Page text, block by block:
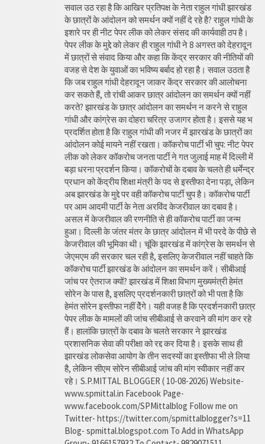
सवाल उठ रहा है कि आखिर प्रतिपक्ष के नेता राहुल गांधी झारखंड
के छात्रों के आंदोलन को समर्थन क्यों नहीं दे रहे है? राहुल गांधी के
इशारे पर ही नीट पेपर लीक को लेकर संसद की कार्यवाही ठप है।
पेपर लीक के मुद्दे को लेकर ही राहुल गांधी ने 8 अगस्त को देहरादून
में छात्रों से संवाद किया और कहा कि केंद्र सरकार की नीतियों की
वजह से देश के युवाओं का भविष्य बर्बाद हो रहा है। सवाल उठता है
कि जब राहुल गांधी देहरादून जाकर केंद्र सरकार की आलोचना
कर सकते हैं, तो रांची आकर छात्र आंदोलन का समर्थन क्यों नहीं
करते? झारखंड के छात्र आंदोलन का समर्थन न करने से राहुल
गांधी और कांग्रेस का दोहरा चरित्र उजागर होता है। इससे यह भ
प्रदर्शित होता है कि राहुल गांधी की नजर में झारखंड के छात्रों का
आंदोलन कोई मायने नहीं रखता। कॉकरोच पार्टी भी चुप: नीट पेपर
लीक को लेकर कॉकरोच जनता पार्टी ने गत जुलाई माह में दिल्ली में
बड़ा धरना प्रदर्शन किया। कॉकरोचों के दबाव के चलते ही धर्मेन्द्र
प्रधान को केंद्रीय शिक्षा मंत्री के पद से इस्तीफा देना पड़ा, लेकिन
अब झारखंड के मुद्दे पर वही कॉकरोच पार्टी चुप है। कॉकरोच पार्टी
पर आम आदमी पार्टी के नेता अरविंद केजरीवाल का दबाव है।
असल में केजरीवाल की रणनीति से ही कॉकरोच पार्टी का जन्म
हुआ। दिल्ली के जंतर मंतर के छात्र आंदोलन में भी परदे के पीछे से
केजरीवाल की भूमिका थी। चूंकि झारखंड में कांग्रेस के समर्थन से
जेएमएम की सरकार चल रही है, इसलिए केजरीवाल नहीं चाहते कि
कॉकरोच पार्टी झारखंड के आंदोलन का समर्थन करें। सीबीआई
जांच पर ऐतराज क्यों? झारखंड में शिक्षा विभाग मुख्यमंत्री हेमंत
सोरेन के पास है, इसलिए प्रदर्शनकारी छात्रों को भी पता है कि
हेमंत सोरेन इस्तीफा नहीं देेंगे। यही वजह है कि प्रदर्शनकारी छात्र
पेपर लीक के मामलों की जांच सीबीआई से करवाने की मांग कर रहे
हैं। हालांकि छात्रों के दबाव के चलते सरकार ने झारखंड
प्रशासनिक सेवा की परीक्षा को रद्द कर दिया है। इसके साथ ही
झारखंड लोकसेवा आयोग के तीन सदस्यों का इस्तीफा भी ले लिया
है, लेकिन सीएम सोरेन सीबीआई जांच की मांग स्वीकार नहीं कर
रहे। S.P.MITTAL BLOGGER ( 10-08-2026) Website-
www.spmittal.in Facebook Page-
www.facebook.com/SPMittalblog Follow me on
Twitter- https://twitter.com/spmittalblogger?s=11
Blog- spmittal.blogspot.com To Add in WhatsApp